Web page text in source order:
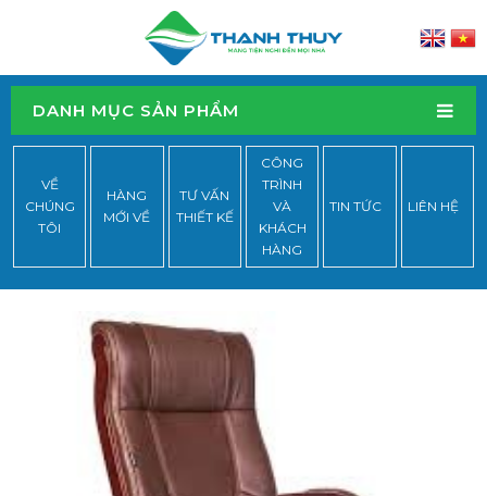
DANH MỤC SẢN PHẨM
VỀ
CHÚNG
TÔI
HÀNG
MỚI VỀ
TƯ VẤN
THIẾT KẾ
CÔNG
TRÌNH
VÀ
KHÁCH
HÀNG
TIN TỨC LIÊN HỆ